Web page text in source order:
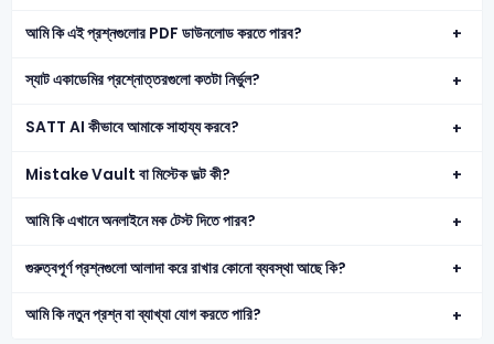
আমি কি এই প্রশ্নগুলোর PDF ডাউনলোড করতে পারব?
স্যাট একাডেমির প্রশ্নোত্তরগুলো কতটা নির্ভুল?
SATT AI কীভাবে আমাকে সাহায্য করবে?
Mistake Vault বা মিস্টেক ভল্ট কী?
আমি কি এখানে অনলাইনে মক টেস্ট দিতে পারব?
গুরুত্বপূর্ণ প্রশ্নগুলো আলাদা করে রাখার কোনো ব্যবস্থা আছে কি?
আমি কি নতুন প্রশ্ন বা ব্যাখ্যা যোগ করতে পারি?